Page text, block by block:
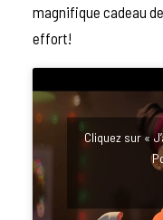
magnifique cadeau
effort!
Cliquez sur «